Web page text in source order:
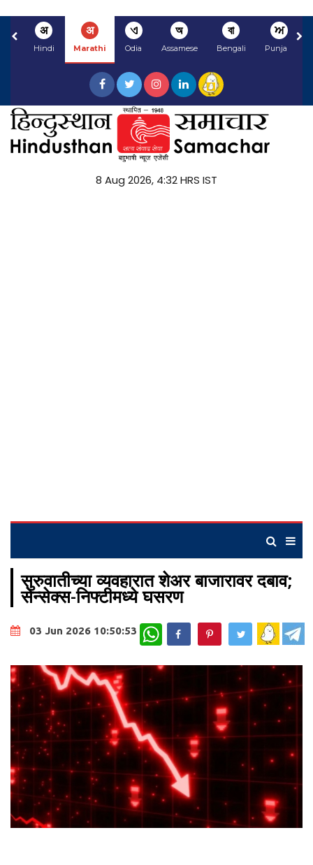
अ
Hindi
अ
Marathi
ଏ
Odia
অ
Assamese
বা
Bengali
ਅ
Punjabi
8 Aug 2026, 4:32 HRS IST
सुरुवातीच्या व्यवहारात शेअर बाजारावर दबाव;
सेन्सेक्स-निफ्टीमध्ये घसरण
03 Jun 2026 10:50:53 WhatsApp